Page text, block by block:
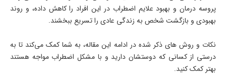
پروسه درمان و بهبود علایم اضطراب در این افراد را کاهش داده، و روند
بهبودی و بازگشت شخص به زندگی عادی را تسریع ببخشند.
نکات و روش های ذکر شده در ادامه این مقاله، به شما کمک می‌کند تا به
درستی از کسانی که دوستشان دارید و با مشکل اضطراب مواجه هستند
بهتر کمک کنید.